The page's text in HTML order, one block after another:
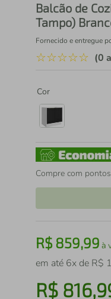
Balcão de
Tampo)
Fornecido e entregue
☆☆☆☆☆ (0
Cor
Compre com
R$859,99 à
em até 6x de R$
R$ 816,